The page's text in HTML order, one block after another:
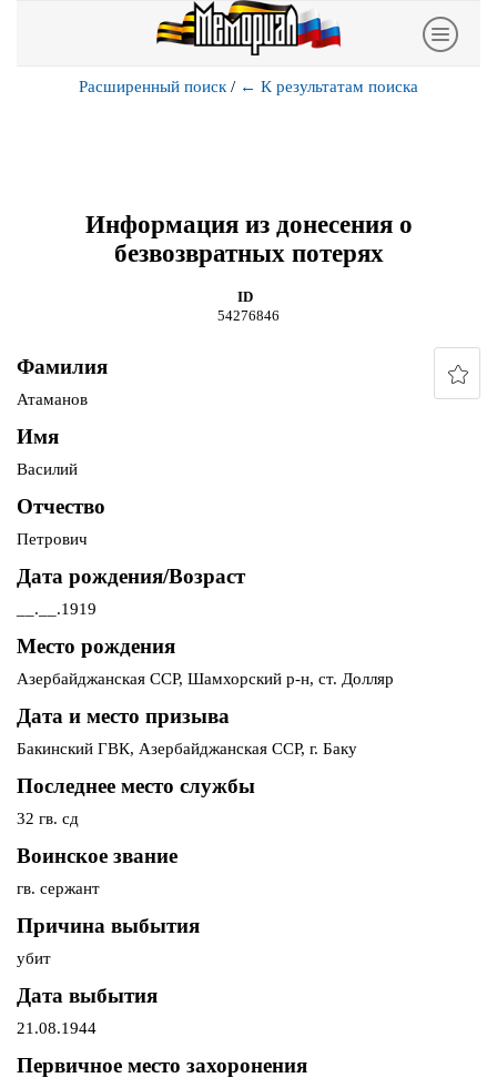
Расширенный поиск / ← К результатам поиска
Информация из донесения о
безвозвратных потерях
ID
54276846
Фамилия
Атаманов
Имя
Василий
Отчество
Петрович
Дата рождения/Возраст
__.__.1919
Место рождения
Азербайджанская ССР, Шамхорский р-н, ст. Долляр
Дата и место призыва
Бакинский ГВК, Азербайджанская ССР, г. Баку
Последнее место службы
32 гв. сд
Воинское звание
гв. сержант
Причина выбытия
убит
Дата выбытия
21.08.1944
Первичное место захоронения